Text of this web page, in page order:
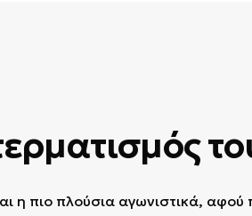
η πιο πλούσια αγωνιστικά, αφού